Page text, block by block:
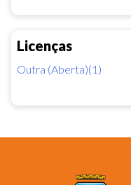
Licenças
Outra (Aberta)(1)